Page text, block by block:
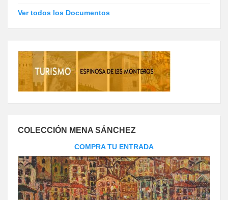
Ver todos los Documentos
COLECCIÓN MENA SÁNCHEZ
COMPRA TU ENTRADA